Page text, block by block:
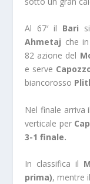
Al 67′ il Bari
Ahmetaj che
82 azione del
e serve
biancorosso
Nel finale arriva il
verticale per
3-1 finale.
In classifica il
prima), mentre il